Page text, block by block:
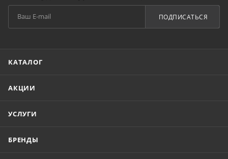
ПОДПИСАТЬСЯ
КАТАЛОГ
АКЦИИ
УСЛУГИ
БРЕНДЫ